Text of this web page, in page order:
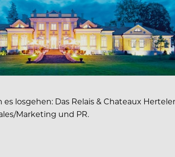
losgehen: Das Relais & Chateaux
Marketing und PR.